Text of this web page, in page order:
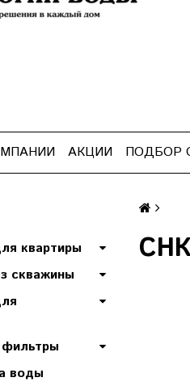
АКЦИИ ПОДБОР
квартиры
скважины
воды